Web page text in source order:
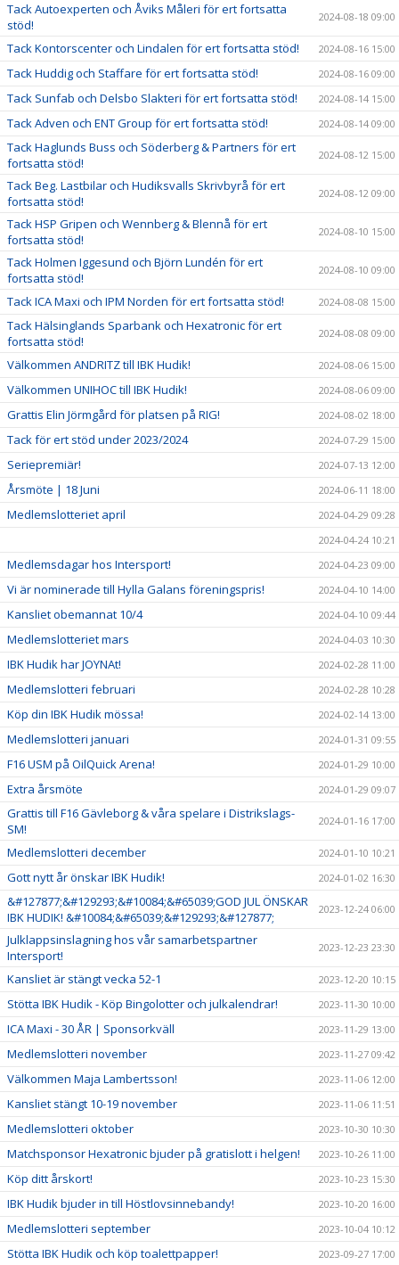
Tack Autoexperten och Åviks Måleri för ert fortsatta
stöd!
2024-08-18 09:00
Tack Kontorscenter och Lindalen för ert fortsatta stöd! 2024-08-16 15:00
Tack Huddig och Staffare för ert fortsatta stöd! 2024-08-16 09:00
Tack Sunfab och Delsbo Slakteri för ert fortsatta stöd! 2024-08-14 15:00
Tack Adven och ENT Group för ert fortsatta stöd! 2024-08-14 09:00
Tack Haglunds Buss och Söderberg & Partners för ert
fortsatta stöd!
2024-08-12 15:00
Tack Beg. Lastbilar och Hudiksvalls Skrivbyrå för ert
fortsatta stöd!
2024-08-12 09:00
Tack HSP Gripen och Wennberg & Blennå för ert
fortsatta stöd!
2024-08-10 15:00
Tack Holmen Iggesund och Björn Lundén för ert
fortsatta stöd!
2024-08-10 09:00
Tack ICA Maxi och IPM Norden för ert fortsatta stöd! 2024-08-08 15:00
Tack Hälsinglands Sparbank och Hexatronic för ert
fortsatta stöd!
2024-08-08 09:00
Välkommen ANDRITZ till IBK Hudik! 2024-08-06 15:00
Välkommen UNIHOC till IBK Hudik! 2024-08-06 09:00
Grattis Elin Jörmgård för platsen på RIG! 2024-08-02 18:00
Tack för ert stöd under 2023/2024 2024-07-29 15:00
Seriepremiär! 2024-07-13 12:00
Årsmöte | 18 Juni 2024-06-11 18:00
Medlemslotteriet april
2024-04-29 09:28
2024-04-24 10:21
Medlemsdagar hos Intersport! 2024-04-23 09:00
Vi är nominerade till Hylla Galans föreningspris! 2024-04-10 14:00
Kansliet obemannat 10/4 2024-04-10 09:44
Medlemslotteriet mars 2024-04-03 10:30
IBK Hudik har JOYNAt! 2024-02-28 11:00
Medlemslotteri februari 2024-02-28 10:28
Köp din IBK Hudik mössa! 2024-02-14 13:00
Medlemslotteri januari 2024-01-31 09:55
F16 USM på OilQuick Arena! 2024-01-29 10:00
Extra årsmöte 2024-01-29 09:07
Grattis till F16 Gävleborg & våra spelare i Distrikslags-
SM!
2024-01-16 17:00
Medlemslotteri december 2024-01-10 10:21
Gott nytt år önskar IBK Hudik! 2024-01-02 16:30
&#127877;&#129293;&#10084;&#65039;GOD JUL ÖNSKAR
IBK HUDIK! &#10084;&#65039;&#129293;&#127877;
2023-12-24 06:00
Julklappsinslagning hos vår samarbetspartner
Intersport!
2023-12-23 23:30
Kansliet är stängt vecka 52-1 2023-12-20 10:15
Stötta IBK Hudik - Köp Bingolotter och julkalendrar! 2023-11-30 10:00
ICA Maxi - 30 ÅR | Sponsorkväll 2023-11-29 13:00
Medlemslotteri november 2023-11-27 09:42
Välkommen Maja Lambertsson! 2023-11-06 12:00
Kansliet stängt 10-19 november 2023-11-06 11:51
Medlemslotteri oktober 2023-10-30 10:30
Matchsponsor Hexatronic bjuder på gratislott i helgen! 2023-10-26 11:00
Köp ditt årskort! 2023-10-23 15:30
IBK Hudik bjuder in till Höstlovsinnebandy! 2023-10-20 16:00
Medlemslotteri september 2023-10-04 10:12
Stötta IBK Hudik och köp toalettpapper! 2023-09-27 17:00